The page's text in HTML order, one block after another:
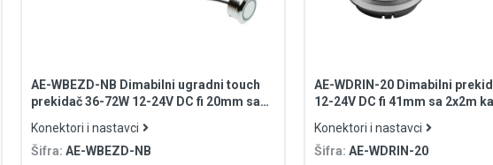
AE-WBEZD-NB Dimabilni ugradni touch
prekidač 36-72W 12-24V DC fi 20mm sa
Konektori i nastavci
Šifra: AE-WBEZD-NB
AE-WDRIN-20 Dimabilni
12-24V DC fi 41mm sa 2x2m
Konektori i nastavci
Šifra: AE-WDRIN-20